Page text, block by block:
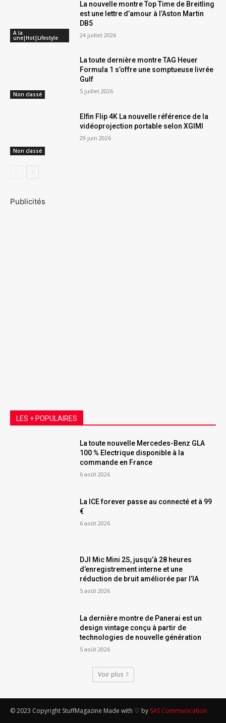
A la
une|Hot|Lifestyle
La nouvelle montre Top Time de Breitling
est une lettre d’amour à l’Aston Martin
DB5
24 juillet 2026
Non classé
La toute dernière montre TAG Heuer
Formula 1 s’offre une somptueuse livrée
Gulf
5 juillet 2026
Non classé
Elfin Flip 4K La nouvelle référence de la
vidéoprojection portable selon XGIMI
29 juin 2026
Publicités
LES + POPULAIRES
La toute nouvelle Mercedes-Benz GLA
100 % Electrique disponible à la
commande en France
6 août 2026
La ICE forever passe au connecté et à 99
€
6 août 2026
DJI Mic Mini 2S, jusqu’à 28 heures
d’enregistrement interne et une
réduction de bruit améliorée par l’IA
5 août 2026
La dernière montre de Panerai est un
design vintage conçu à partir de
technologies de nouvelle génération
5 août 2026
Voir plus
© 2023 Copyright StuffMagazine Made with ♡ by SAS Communication